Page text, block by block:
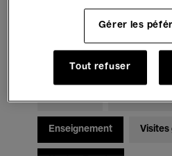
Musique classique
Musique électronique
Enseignement Visites
Gérer les
Tout refuser